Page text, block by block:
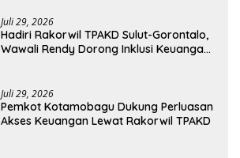
Juli 29, 2026
Hadiri Rakorwil TPAKD Sulut-Gorontalo,
Wawali Rendy Dorong Inklusi Keuangan
Juli 29, 2026
Pemkot Kotamobagu Dukung Perluasan
Akses Keuangan Lewat Rakorwil TPAKD